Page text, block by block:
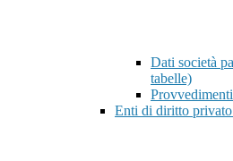
Dati società
tabelle)
Provvedimenti
Enti di diritto